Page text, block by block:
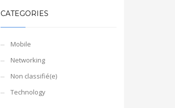
CATEGORIES
Mobile
Networking
Non classifié(e)
Technology